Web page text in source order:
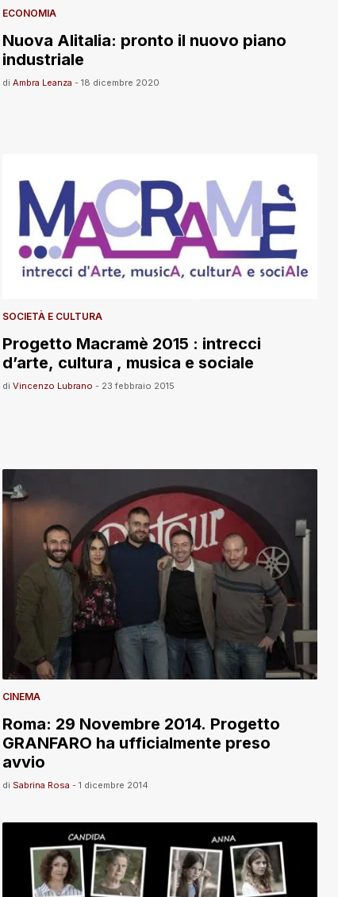
ECONOMIA
Nuova Alitalia: pronto il nuovo piano
industriale
di Ambra Leanza - 18 dicembre 2020
SOCIETÀ E CULTURA
Progetto Macramè 2015 : intrecci
d’arte, cultura , musica e sociale
di Vincenzo Lubrano - 23 febbraio 2015
CINEMA
Roma: 29 Novembre 2014. Progetto
GRANFARO ha ufficialmente preso
avvio
di Sabrina Rosa - 1 dicembre 2014